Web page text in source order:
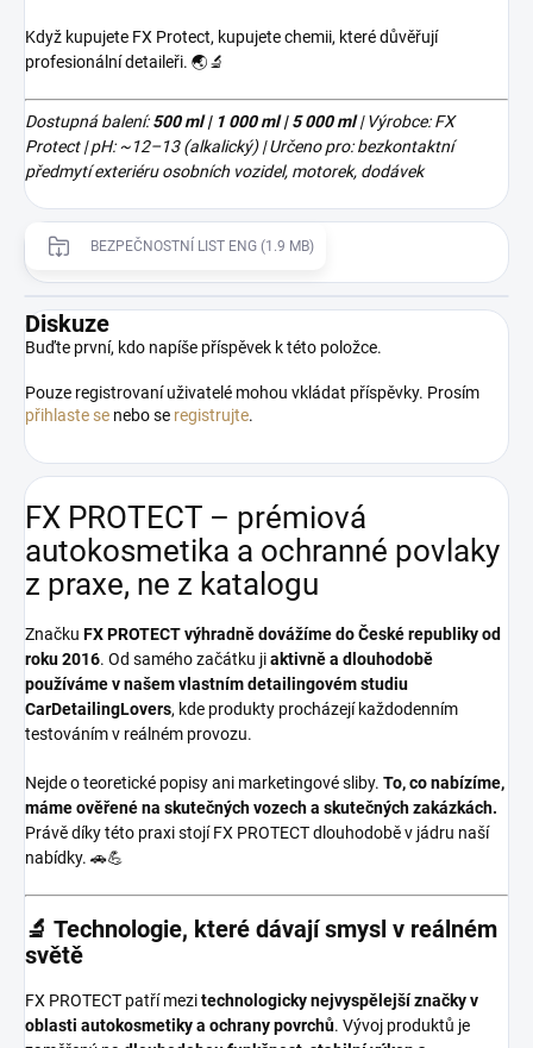
Když kupujete FX Protect, kupujete chemii, které důvěřují
profesionální detaileři. 🌏🔬
Dostupná balení: 500 ml | 1 000 ml | 5 000 ml | Výrobce: FX
Protect | pH: ~12–13 (alkalický) | Určeno pro: bezkontaktní
předmytí exteriéru osobních vozidel, motorek, dodávek
BEZPEČNOSTNÍ LIST ENG (1.9 MB)
Diskuze
Buďte první, kdo napíše příspěvek k této položce.
Pouze registrovaní uživatelé mohou vkládat příspěvky. Prosím
přihlaste se nebo se registrujte.
FX PROTECT – prémiová
autokosmetika a ochranné povlaky
z praxe, ne z katalogu
Značku FX PROTECTvýhradně dovážíme do České republiky od
roku 2016. Od samého začátku jiaktivně a dlouhodobě
používáme v našem vlastním detailingovém studiu
CarDetailingLovers, kde produkty procházejí každodenním
testováním v reálném provozu.
Nejde o teoretické popisy ani marketingové sliby. To, co nabízíme,
máme ověřené na skutečných vozech a skutečných zakázkách.
Právě díky této praxi stojí FX PROTECT dlouhodobě v jádru naší
nabídky. 🚗💪
🔬 Technologie, které dávají smysl v reálném
světě
FX PROTECT patří mezitechnologicky nejvyspělejší značky v
oblasti autokosmetiky a ochrany povrchů. Vývoj produktů je